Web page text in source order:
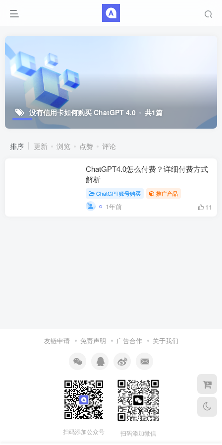
没有信用卡如何购买 ChatGPT 4.0 共1篇
排序 更新 浏览 点赞 评论
ChatGPT4.0怎么付费？详细付费方式
解析
ChatGPT账号购买 推广产品
1年前 11
友链申请 免责声明 广告合作 关于我们
扫码添加公众号 扫码添加微信